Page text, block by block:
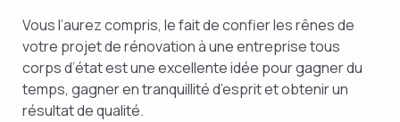
Vous l’aurez compris, le fait de confier les rênes de
votre projet de rénovation à une entreprise tous
corps d’état est une excellente idée pour gagner du
temps, gagner en tranquillité d’esprit et obtenir un
résultat de qualité.